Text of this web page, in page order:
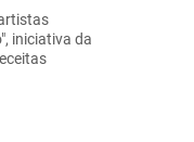
iniciativa da